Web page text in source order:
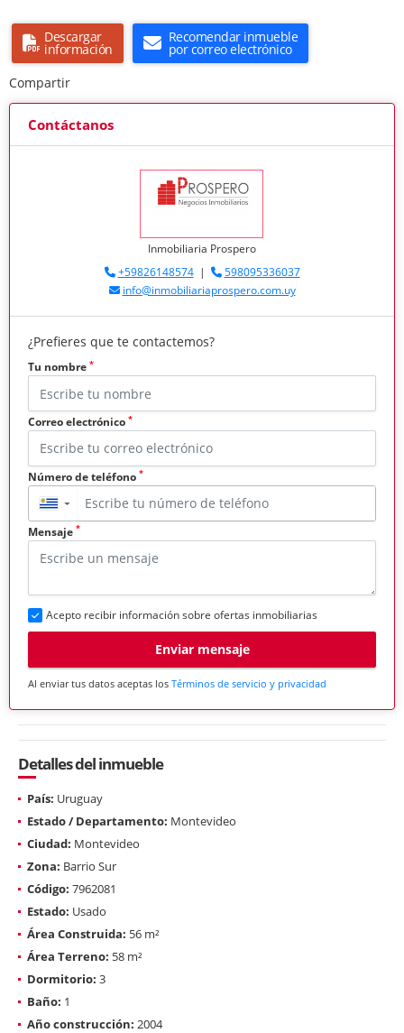
Descargar
información
Recomendar inmueble
por correo electrónico
Compartir
Contáctanos
Inmobiliaria Prospero
+59826148574|
598095336037
info@inmobiliariaprospero.com.uy
¿Prefieres que te contactemos?
Tu nombre *
Correo electrónico *
Número de teléfono *
▼
Mensaje *
Acepto recibir información sobre ofertas inmobiliarias
Enviar mensaje
Al enviar tus datos aceptas los Términos de servicio y privacidad
Detalles del inmueble
País: Uruguay
Estado / Departamento: Montevideo
Ciudad: Montevideo
Zona: Barrio Sur
Código: 7962081
Estado: Usado
Área Construida: 56 m²
Área Terreno: 58 m²
Dormitorio: 3
Baño: 1
Año construcción: 2004